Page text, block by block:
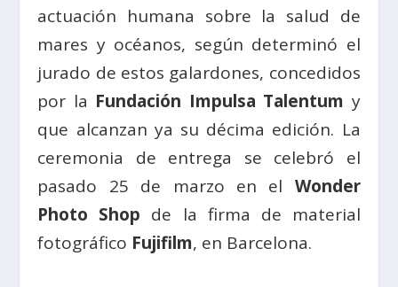
actuación humana sobre la salud de
mares y océanos, según determinó el
jurado de estos galardones, concedidos
por la Fundación Impulsa Talentum y
que alcanzan ya su décima edición. La
ceremonia de entrega se celebró el
pasado 25 de marzo en el Wonder
Photo Shop de la firma de material
fotográfico Fujifilm, en Barcelona.